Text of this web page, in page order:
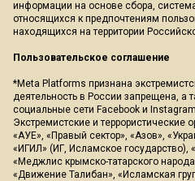
информации на основе сбора,
относящихся к предпочтениям
находящихся на территории
Пользовательское соглашение
*Meta Platforms признана
деятельность в России запрещена, а
социальные сети Facebook и
Экстремистские и террористические
«АУЕ», «Правый сектор», «Азов»,
«ИГИЛ» (ИГ, Исламское
«Меджлис крымско-татарского
«Движение Талибан», «Исламская